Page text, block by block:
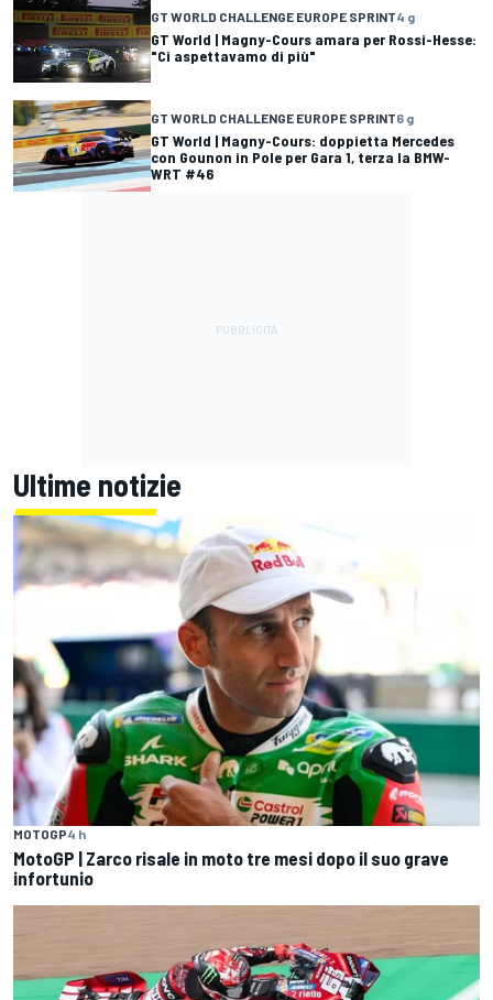
GT WORLD CHALLENGE EUROPE SPRINT4 g
GT World | Magny-Cours amara per Rossi-Hesse:
"Ci aspettavamo di più"
GT WORLD CHALLENGE EUROPE SPRINT6 g
GT World | Magny-Cours: doppietta Mercedes
con Gounon in Pole per Gara 1, terza la BMW-
WRT #46
Ultime notizie
MOTOGP4 h
MotoGP | Zarco risale in moto tre mesi dopo il suo grave
infortunio